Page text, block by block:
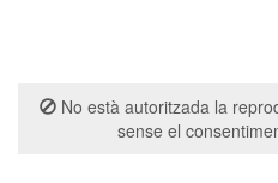
No està autoritzada la
sense el